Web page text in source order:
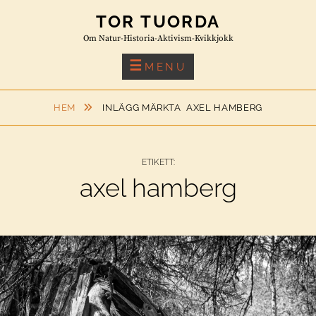
TOR TUORDA
Om Natur-Historia-Aktivism-Kvikkjokk
MENU
HEM INLÄGG MÄRKTAAXEL HAMBERG
ETIKETT:
axel hamberg